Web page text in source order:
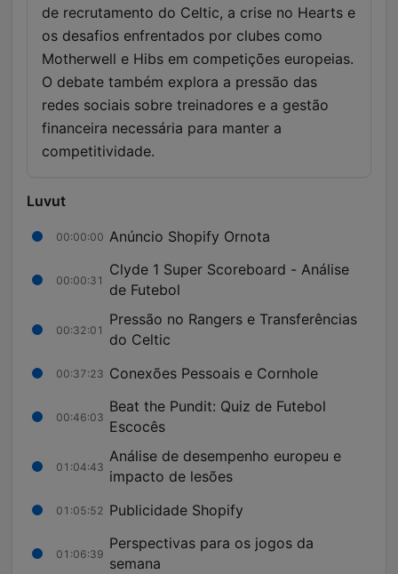
de recrutamento do Celtic, a crise no Hearts e
os desafios enfrentados por clubes como
Motherwell e Hibs em competições europeias.
O debate também explora a pressão das
redes sociais sobre treinadores e a gestão
financeira necessária para manter a
competitividade.
Luvut
00:00:00 Anúncio Shopify Ornota
00:00:31
Clyde 1 Super Scoreboard - Análise
de Futebol
00:32:01
Pressão no Rangers e Transferências
do Celtic
00:37:23 Conexões Pessoais e Cornhole
00:46:03
Beat the Pundit: Quiz de Futebol
Escocês
01:04:43
Análise de desempenho europeu e
impacto de lesões
01:05:52 Publicidade Shopify
01:06:39
Perspectivas para os jogos da
semana